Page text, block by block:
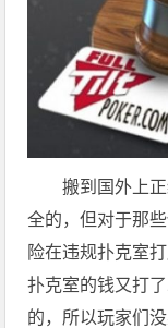
搬到国外上
全的，但对于那
险在违规扑克室
扑克室的钱又打
的，所以玩家们